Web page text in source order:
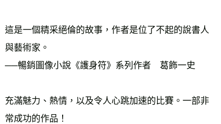
這是一個精采絕倫的故事，作者是位了不起的說書人
與藝術家。
──暢銷圖像小說《護身符》系列作者　葛飾一史
充滿魅力、熱情，以及令人心跳加速的比賽。一部非
常成功的作品！